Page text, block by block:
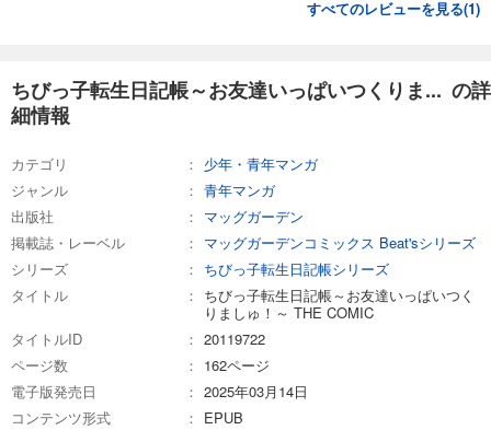
すべてのレビューを見る(1)
ちびっ子転生日記帳～お友達いっぱいつくりま... の詳
細情報
カテゴリ
少年・青年マンガ
ジャンル
青年マンガ
出版社
マッグガーデン
掲載誌・レーベル
マッグガーデンコミックス Beat'sシリーズ
シリーズ
ちびっ子転生日記帳シリーズ
タイトル
ちびっ子転生日記帳～お友達いっぱいつく
りましゅ！～ THE COMIC
タイトルID
20119722
ページ数
162ページ
電子版発売日
2025年03月14日
コンテンツ形式
EPUB